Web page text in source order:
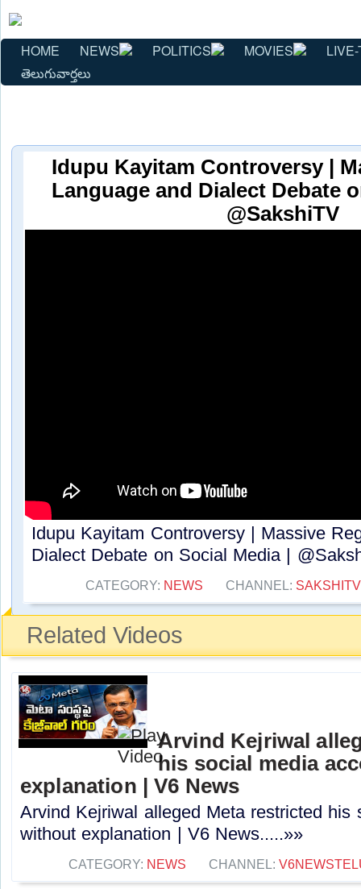
HOME NEWS POLITICS MOVIES
తెలుగువార్తలు
Idupu Kayitam Controversy |
Language and Dialect Debate
@SakshiTV
Idupu Kayitam Controversy | Massive
Dialect Debate on Social Media |
CATEGORY: NEWS CHANNEL: SAKSHITV
Related Videos
Arvind Kejriwal
his social media
explanation | V6 News
Arvind Kejriwal alleged Meta restricted his
without explanation | V6 News.....»»
CATEGORY: NEWS CHANNEL: